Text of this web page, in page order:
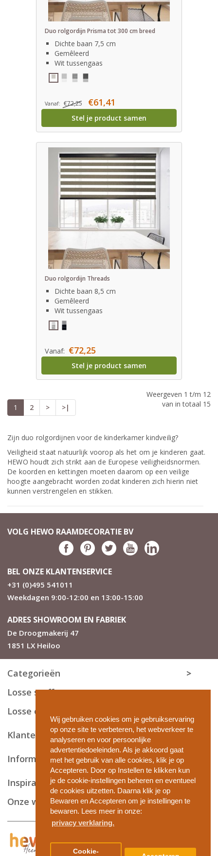
Wij gebruiken cookies om je gebruikservaring
op onze site te verbeteren, het webverkeer te
analyseren en voor persoonlijke
advertentiedoeleinden. Als je akkoord gaat
met het gebruik van alle cookies, klik je op
Accepteren. Door op Instellen te klikken kun
je de cookie-instellingen beheren en eventueel
de cookies uitzetten. Daarna klik je op
Bewaren en Accepteren om je instellingen te
bewaren. Lees meer in onze:
privacy verklaring.
Cookie-
Duo rolgordijn Prisma tot 300 cm breed
Dichte baan 7,5 cm
Gemêleerd
Wit tussengaas
Vanaf: €72,25 €61,41
Stel je product samen
Duo rolgordijn Threads
Dichte baan 8,5 cm
Gemêleerd
Wit tussengaas
Vanaf: €72,25
Stel je product samen
1 2 > >|
Weergeven 1 t/m 12
van in totaal 15
Zijn duo rolgordijnen voor de kinderkamer kindveilig?
Veiligheid staat natuurlijk voorop als het om je kinderen gaat.
HEWO houdt zich strikt aan de Europese veiligheidsnormen.
De koorden en kettingen moeten daarom op een veilige
hoogte aangebracht worden zodat kinderen zich hierin niet
kunnen verstrengelen en stikken.
VOLG HEWO RAAMDECORATIE BV
BEL ONZE KLANTENSERVICE
+31 (0)495 541011
Weekdagen 9:00-12:00 en 13:00-15:00
ADRES SHOWROOM EN FABRIEK
De Droogmakerij 47
1851 LX Heiloo
Categorieën
Losse stoffen
Losse onderdelen
Klantenservice
Informatie en tips
Inspiratie
Onze webshops
Privacy en cookies